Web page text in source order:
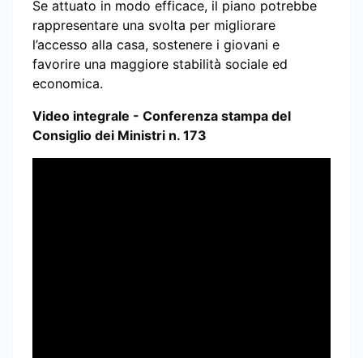
Se attuato in modo efficace, il piano potrebbe
rappresentare una svolta per migliorare
l’accesso alla casa, sostenere i giovani e
favorire una maggiore stabilità sociale ed
economica.
Video integrale - Conferenza stampa del
Consiglio dei Ministri n. 173